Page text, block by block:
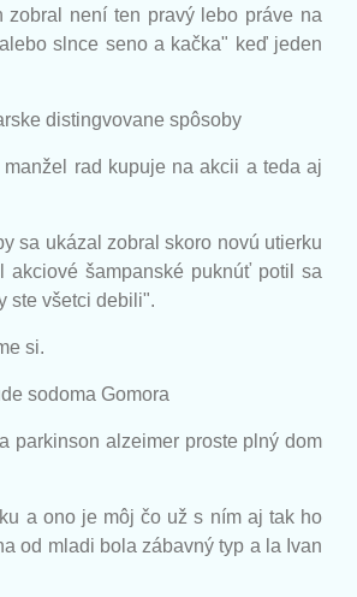
zobral není ten pravý lebo práve na
slnce seno a kačka" keď jeden
distingvovane spôsoby
rad kupuje na akcii a teda aj
sa ukázal zobral skoro novú utierku
šampanské puknúť potil sa
ste všetci debili".
si.
sodoma Gomora
parkinson alzeimer proste plný dom
a ono je môj čo už s ním aj tak ho
od mladi bola zábavný typ a la Ivan